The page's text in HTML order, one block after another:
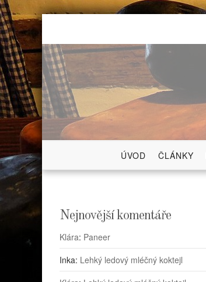
Skip
content
ÚVOD ČLÁNKY
Nejnovější komentáře
Klára: Paneer
Inka: Lehký ledový mléčný koktejl